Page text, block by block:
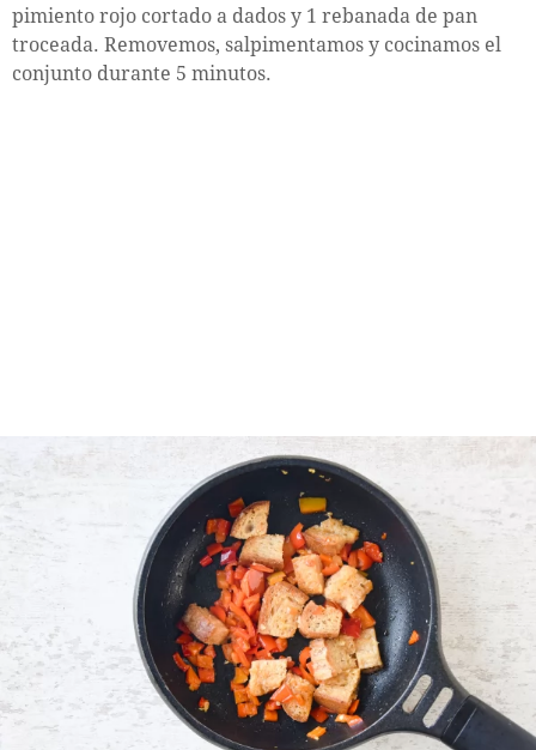
pimiento rojo cortado a dados y 1 rebanada de pan
troceada. Removemos, salpimentamos y cocinamos el
conjunto durante 5 minutos.